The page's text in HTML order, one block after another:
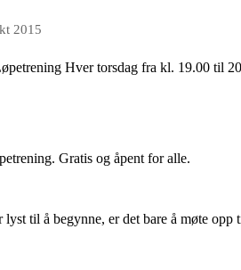
2015
Gratis og åpent for alle.
til å begynne, er det bare å møte opp